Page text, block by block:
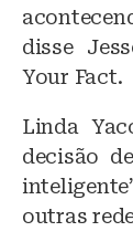
disse
Your Fact.
Linda
decisão
outras